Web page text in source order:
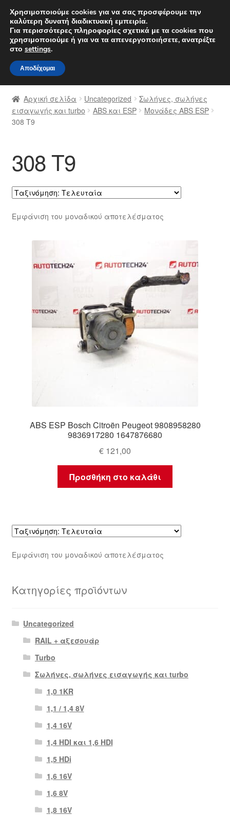
ΑΠΟΣΤΟΛΗ από 7 EUR
Δευτέρα-Παρ. 9 π.μ. - 4 μ.μ.
Απευθείας
μετάβαση
στην
πλοήγηση
Μετάβαση
σε
περιεχόμενο
Αρχική
Διαδικασία Παραπόνων
Καροτσάκι
Μεταφορά
Ο λογαριασμός μου
Ολοκλήρωση αγοράς
Οροι και Προϋποθέσεις
Παράπονα
Πολιτική Απορρήτου
Σχετικά με εμάς
Αρχική σελίδα Uncategorized
Σωλήνες, σωλήνες
εισαγωγής και turbo
ABS και ESP
Μονάδες ABS ESP
308 Τ9
308 Τ9
Εμφάνιση του μοναδικού αποτελέσματος
ABS ESP Bosch Citroën Peugeot 9808958280
9836917280 1647876680
€ 121,00
Προσθήκη στο καλάθι
Εμφάνιση του μοναδικού αποτελέσματος
Κατηγορίες προϊόντων
Uncategorized
RAIL + αξεσουάρ
Turbo
Σωλήνες, σωλήνες εισαγωγής και turbo
1,0 1KR
1,1 / 1,4 8V
1,4 16V
1,4 HDI και 1,6 HDI
1,5 HDi
1,6 16V
1,6 8V
1,8 16V
Χρησιμοποιούμε cookies για να σας προσφέρουμε την
καλύτερη δυνατή διαδικτυακή εμπειρία.
Για περισσότερες πληροφορίες σχετικά με τα cookies που
χρησιμοποιούμε ή για να τα απενεργοποιήσετε, ανατρέξτε
στο settings.
Αποδέχομαι